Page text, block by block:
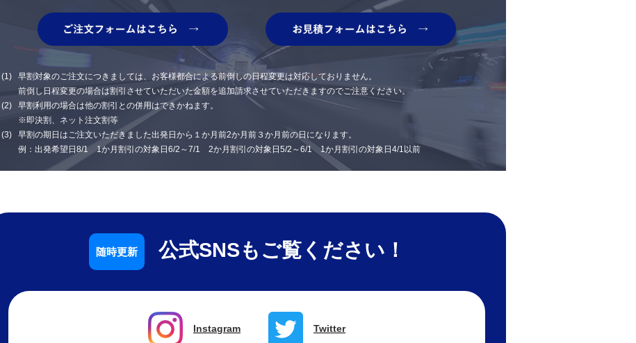
早割対象のご注文につきましては、お客様都合による前倒しの日程変更は対応しておりません。
前倒し日程変更の場合は割引させていただいた金額を追加請求させていただきますのでご注意ください。
早割利用の場合は他の割引との併用はできかねます。
※即決割、ネット注文割等
早割の期日はご注文いただきました出発日から１か月前2か月前３か月前の日になります。
例：出発希望日8/1 1か月割引の対象日6/2～7/1 2か月割引の対象日5/2～6/1 1か月割引の対象日4/1以前
公式SNSもご覧ください！
Instagram Twitter